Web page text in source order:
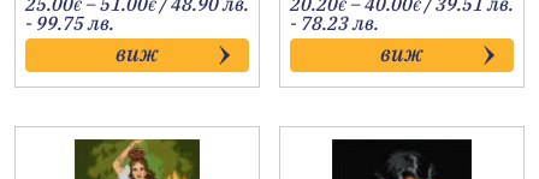
€ €
range:
25.00€
through
51.00€
- 99.75 лв.
виж
€ €
range:
20.20€
through
40.00€
- 78.23 лв.
виж